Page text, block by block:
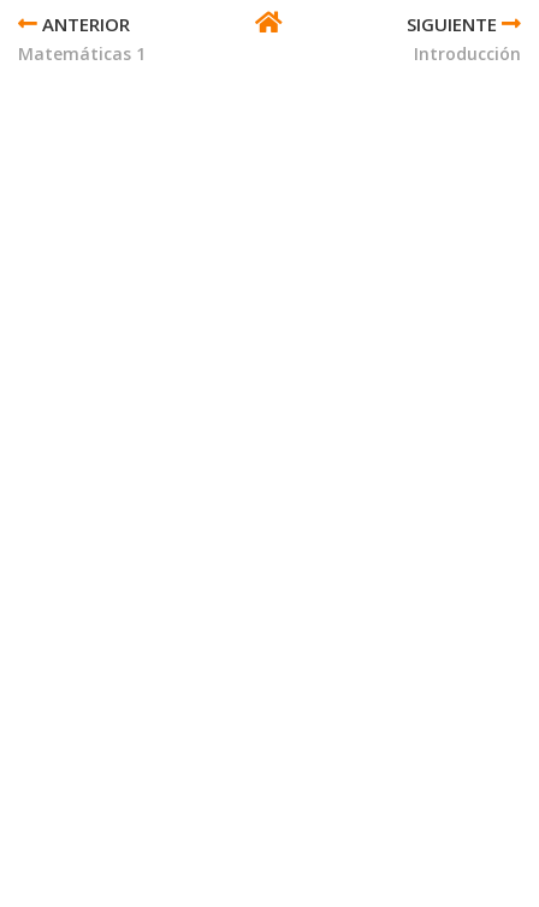
TRANSVERSALES
DE
Matemáticas 1 Introducción